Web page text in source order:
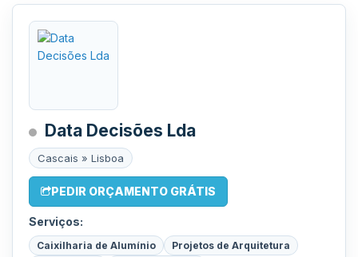
Data Decisões Lda
Cascais » Lisboa
PEDIR ORÇAMENTO GRÁTIS
Serviços:
Caixilharia de Alumínio Projetos de Arquitetura